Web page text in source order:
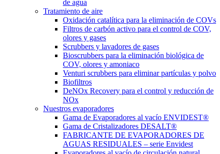
de agua
Tratamiento de aire
Oxidación catalítica para la eliminación de COVs
Filtros de carbón activo para el control de COV,
olores y gases
Scrubbers y lavadores de gases
Bioscrubbers para la eliminación biológica de
COV, olores y amoniaco
Venturi scrubbers para eliminar partículas y polvo
Biofiltros
DeNOx Recovery para el control y reducción de
NOx
Nuestros evaporadores
Gama de Evaporadores al vacío ENVIDEST®
Gama de Cristalizadores DESALT®
FABRICANTE DE EVAPORADORES DE
AGUAS RESIDUALES – serie Envidest